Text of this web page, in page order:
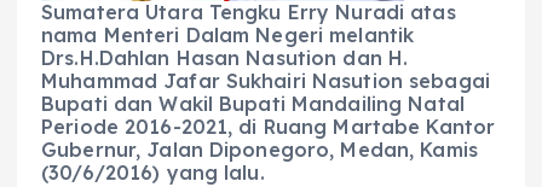
Sumatera Utara Tengku Erry Nuradi atas
nama Menteri Dalam Negeri melantik
Drs.H.Dahlan Hasan Nasution dan H.
Muhammad Jafar Sukhairi Nasution sebagai
Bupati dan Wakil Bupati Mandailing Natal
Periode 2016-2021, di Ruang Martabe Kantor
Gubernur, Jalan Diponegoro, Medan, Kamis
(30/6/2016) yang lalu.